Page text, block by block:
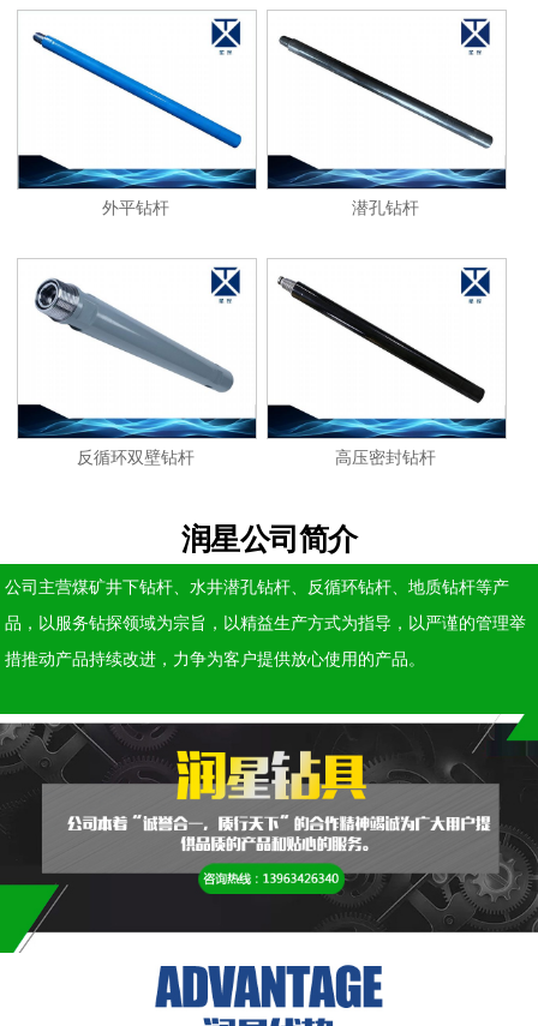
外平钻杆 潜孔钻杆
反循环双壁钻杆 高压密封钻杆
润星公司简介
公司主营煤矿井下钻杆、水井潜孔钻杆、反循环钻杆、地质钻杆等产
品，以服务钻探领域为宗旨，以精益生产方式为指导，以严谨的管理举
措推动产品持续改进，力争为客户提供放心使用的产品。